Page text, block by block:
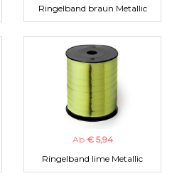
Ringelband braun Metallic
Ab € 5,94
Ringelband lime Metallic